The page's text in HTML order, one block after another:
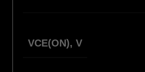
VCE(ON), V